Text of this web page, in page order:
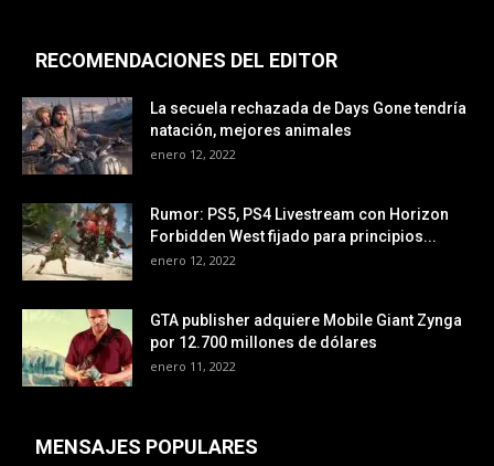
RECOMENDACIONES DEL EDITOR
La secuela rechazada de Days Gone tendría
natación, mejores animales
enero 12, 2022
Rumor: PS5, PS4 Livestream con Horizon
Forbidden West fijado para principios...
enero 12, 2022
GTA publisher adquiere Mobile Giant Zynga
por 12.700 millones de dólares
enero 11, 2022
MENSAJES POPULARES